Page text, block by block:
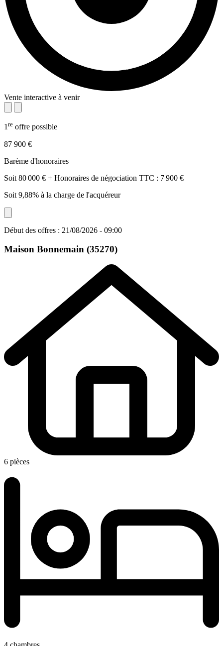
Vente interactive à venir
1re offre possible
87 900 €
Barème d'honoraires
Soit 80 000 € + Honoraires de négociation TTC : 7 900 €
Soit 9,88% à la charge de l'acquéreur
Début des offres : 21/08/2026 - 09:00
Maison Bonnemain (35270)
6 pièces